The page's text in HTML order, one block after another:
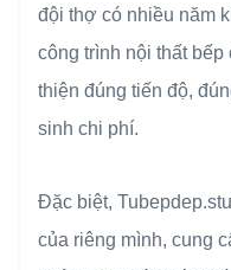
đội thợ có nhiều năm
công trình nội thất
thiện đúng tiến độ,
sinh chi phí.
Đặc biệt,
của riêng mình, cung